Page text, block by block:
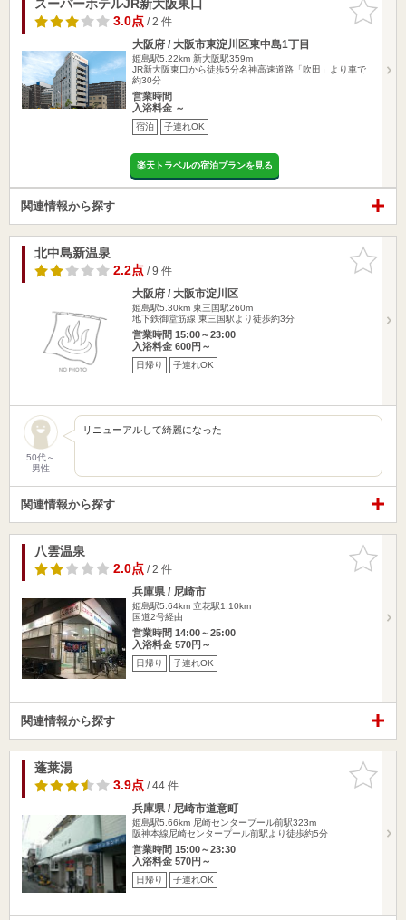
お気に入
りに追加
スーパーホテルJR新大阪東口
3.0点/ 2 件
大阪府 / 大阪市東淀川区東中島1丁目
姫島駅5.22km 新大阪駅359m
JR新大阪東口から徒歩5分名神高速道路「吹田」より車で
約30分
営業時間
入浴料金 ～
宿泊 子連れOK
楽天トラベルの宿泊プランを見る
関連情報から探す
お気に入
りに追加
北中島新温泉
2.2点/ 9 件
大阪府 / 大阪市淀川区
姫島駅5.30km 東三国駅260m
地下鉄御堂筋線 東三国駅より徒歩約3分
営業時間 15:00～23:00
入浴料金 600円～
日帰り 子連れOK
50代～
男性
リニューアルして綺麗になった
関連情報から探す
お気に入
りに追加
八雲温泉
2.0点/ 2 件
兵庫県 / 尼崎市
姫島駅5.64km 立花駅1.10km
国道2号経由
営業時間 14:00～25:00
入浴料金 570円～
日帰り 子連れOK
関連情報から探す
お気に入
りに追加
蓬莱湯
3.9点/ 44 件
兵庫県 / 尼崎市道意町
姫島駅5.66km 尼崎センタープール前駅323m
阪神本線尼崎センタープール前駅より徒歩約5分
営業時間 15:00～23:30
入浴料金 570円～
日帰り 子連れOK